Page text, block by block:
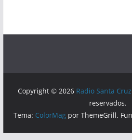
Copyright © 2026 Radio Santa Cruz
reservados.
Tema: ColorMag por ThemeGrill.